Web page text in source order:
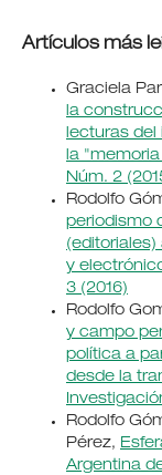
Artículos más
Graciela
la
lecturas del
la
Núm. 2
Rodolfo
periodismo
(editoriales)
y
3 (2016)
Rodolfo
y campo
política a
desde la
Rodolfo
Pérez,
Argentina